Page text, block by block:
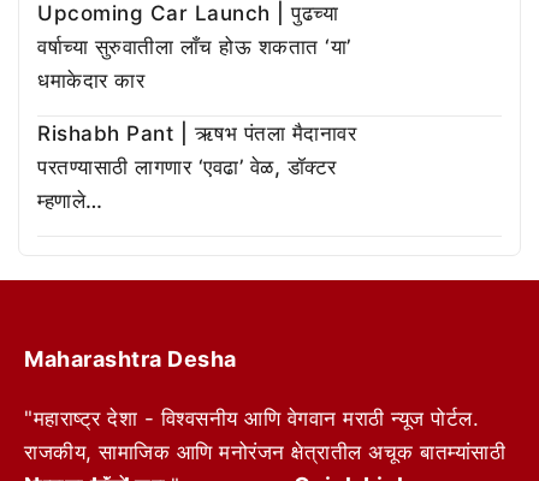
Upcoming Car Launch | पुढच्या
वर्षाच्या सुरुवातीला लाँच होऊ शकतात ‘या’
धमाकेदार कार
Rishabh Pant | ऋषभ पंतला मैदानावर
परतण्यासाठी लागणार ‘एवढा’ वेळ, डॉक्टर
म्हणाले…
Maharashtra Desha
"महाराष्ट्र देशा - विश्वसनीय आणि वेगवान मराठी न्यूज पोर्टल.
राजकीय, सामाजिक आणि मनोरंजन क्षेत्रातील अचूक बातम्यांसाठी